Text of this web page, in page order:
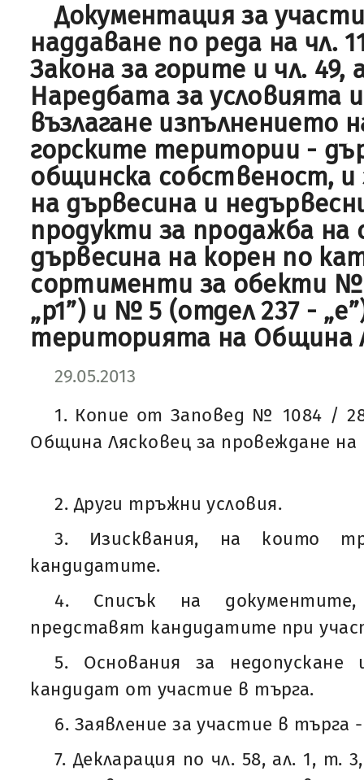
Документация за
наддаване по реда на чл.
Закона за горите и чл. 49,
Наредбата за условията
възлагане изпълнението
горските територии -
общинска собственост, и
на дървесина и
продукти за продажба
дървесина на корен по
сортименти за обекти №
„р1”) и № 5 (отдел 237 -
територията на Община
29.05.2013
1. Копие от Заповед № 1084 /
Община Лясковец за провеждане на
2. Други тръжни условия.
3. Изисквания, на които
кандидатите.
4. Списък на
представят кандидатите при
5. Основания за недопускане
кандидат от участие в търга.
6. Заявление за участие в
7. Декларация по чл. 58, ал. 1,